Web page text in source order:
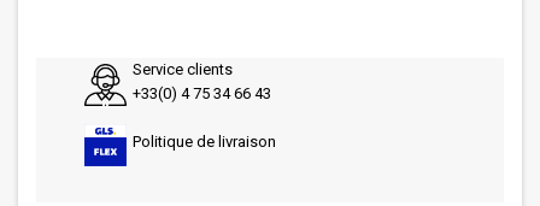
Service clients
+33(0) 4 75 34 66 43
Politique de livraison